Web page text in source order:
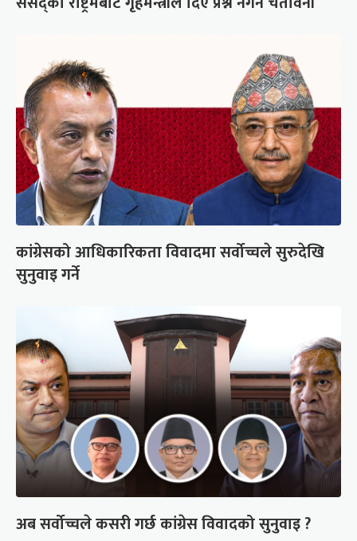
कांग्रेसको आधिकारिकता विवादमा सर्वोच्चले सुरुदेखि
सुनुवाइ गर्ने
अब सर्वोच्चले कसरी गर्छ कांग्रेस विवादको सुनुवाइ ?